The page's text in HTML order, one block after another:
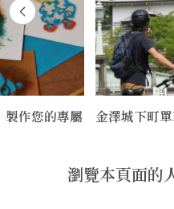
製作您的專屬 金澤城下町
瀏覽本頁面的